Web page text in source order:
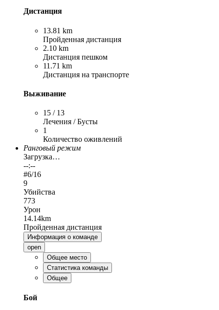
Дистанция
13.81 km
Пройденная дистанция
2.10 km
Дистанция пешком
11.71 km
Дистанция на транспорте
Выживание
15 / 13
Лечения / Бусты
1
Количество оживлений
Ранговый режим
Загрузка…
--:--
#6/16
9
Убийства
773
Урон
14.14km
Пройденная дистанция
Информация о команде
open
Общее место
Статистика команды
Общее
Бой